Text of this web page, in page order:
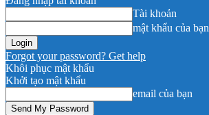
Tài khoản
mật khẩu của bạn
Forgot your password? Get help
Khôi phục mật khẩu
Khởi tạo mật khẩu
email của bạn